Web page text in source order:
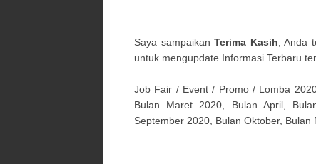
Saya sampaikanTerima Kasih, Anda
untuk mengupdate Informasi Terbaru
Job Fair / Event / Promo / Lomba
Bulan Maret 2020, Bulan April,
September 2020, Bulan Oktober,